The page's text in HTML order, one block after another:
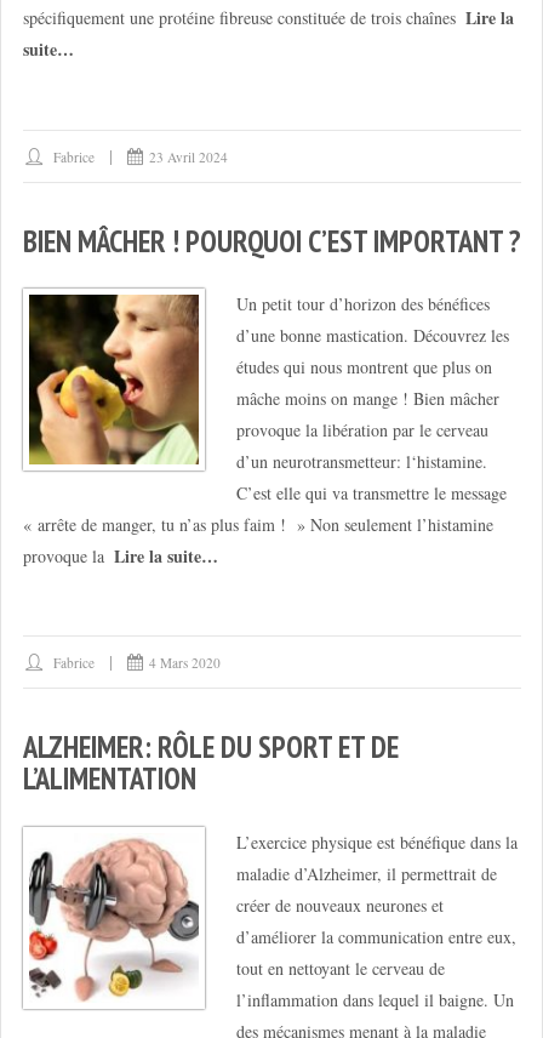
spécifiquement une protéine fibreuse constituée de trois chaînes Lire la
suite…
Fabrice 23 Avril 2024
BIEN MÂCHER ! POURQUOI C’EST IMPORTANT ?
Un petit tour d’horizon des bénéfices
d’une bonne mastication. Découvrez les
études qui nous montrent que plus on
mâche moins on mange ! Bien mâcher
provoque la libération par le cerveau
d’un neurotransmetteur: l‘histamine.
C’est elle qui va transmettre le message
« arrête de manger, tu n’as plus faim ! » Non seulement l’histamine
provoque la Lire la suite…
Fabrice 4 Mars 2020
ALZHEIMER: RÔLE DU SPORT ET DE
L’ALIMENTATION
L’exercice physique est bénéfique dans la
maladie d’Alzheimer, il permettrait de
créer de nouveaux neurones et
d’améliorer la communication entre eux,
tout en nettoyant le cerveau de
l’inflammation dans lequel il baigne. Un
des mécanismes menant à la maladie